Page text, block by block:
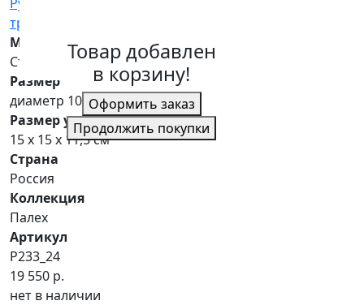
Материал
Стекло, темпера, серебро, золото
Размер
диаметр 10 см
Размер упаковки
15 х 15 х 11,5 см
Страна
Россия
Коллекция
Палех
Артикул
P233_24
19 550 р.
нет в наличии
Товар добавлен
в корзину!
Оформить заказ
Продолжить покупки